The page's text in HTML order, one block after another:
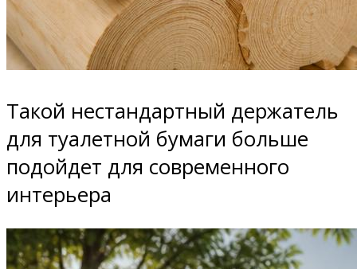
Такой нестандартный держатель
для туалетной бумаги больше
подойдет для современного
интерьера